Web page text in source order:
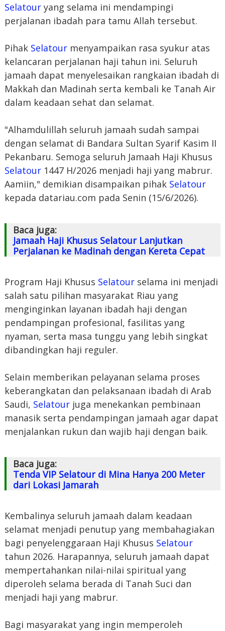
Selatouryang selama ini mendampingi
perjalanan ibadah para tamu Allah tersebut.
Pihak Selatourmenyampaikan rasa syukur atas
kelancaran perjalanan haji tahun ini. Seluruh
jamaah dapat menyelesaikan rangkaian ibadah di
Makkah dan Madinah serta kembali ke Tanah Air
dalam keadaan sehat dan selamat.
"Alhamdulillah seluruh jamaah sudah sampai
dengan selamat di Bandara Sultan Syarif Kasim II
Pekanbaru. Semoga seluruh Jamaah Haji Khusus
Selatour1447 H/2026 menjadi haji yang mabrur.
Aamiin," demikian disampaikan pihak Selatour
kepada datariau.com pada Senin (15/6/2026).
Baca juga:
Jamaah Haji Khusus Selatour Lanjutkan
Perjalanan ke Madinah dengan Kereta Cepat
Program Haji Khusus Selatourselama ini menjadi
salah satu pilihan masyarakat Riau yang
menginginkan layanan ibadah haji dengan
pendampingan profesional, fasilitas yang
nyaman, serta masa tunggu yang lebih singkat
dibandingkan haji reguler.
Selain memberikan pelayanan selama proses
keberangkatan dan pelaksanaan ibadah di Arab
Saudi, Selatourjuga menekankan pembinaan
manasik serta pendampingan jamaah agar dapat
menjalankan rukun dan wajib haji dengan baik.
Baca juga:
Tenda VIP Selatour di Mina Hanya 200 Meter
dari Lokasi Jamarah
Kembalinya seluruh jamaah dalam keadaan
selamat menjadi penutup yang membahagiakan
bagi penyelenggaraan Haji Khusus Selatour
tahun 2026. Harapannya, seluruh jamaah dapat
mempertahankan nilai-nilai spiritual yang
diperoleh selama berada di Tanah Suci dan
menjadi haji yang mabrur.
Bagi masyarakat yang ingin memperoleh